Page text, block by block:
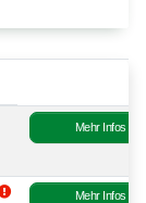
Mehr Infos
Zusatzinformationen
Mehr Infos